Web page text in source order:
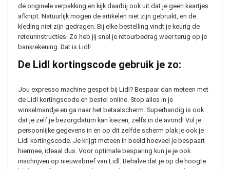
de originele verpakking en kijk daarbij ook uit dat je geen kaartjes
afknipt. Natuurlijk mogen de artikelen niet zijn gebruikt, en de
kleding niet zijn gedragen. Bij elke bestelling vindt je keurig de
retourinstructies. Zo heb jij snel je retourbedrag weer terug op je
bankrekening. Dat is Lidl!
De Lidl kortingscode gebruik je zo:
Jou expresso machine gespot bij Lidl? Bespaar dan meteen met
de Lidl kortingscode en bestel online. Stop alles in je
winkelmandje en ga naar het betaalscherm. Superhandig is ook
dat je zelf je bezorgdatum kan kiezen, zelfs in de avond! Vul je
persoonlijke gegevens in en op dit zelfde scherm plak je ook je
Lidl kortingscode. Je krijgt meteen in beeld hoeveel je bespaart
hiermee, ideaal dus. Voor optimale besparing kun je je ook
inschrijven op nieuwsbrief van Lidl. Behalve dat je op de hoogte